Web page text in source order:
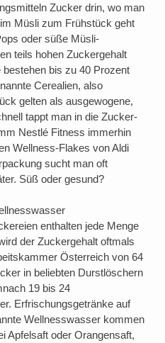
Zucker drin, wo man
Müsli zum Frühstück geht
oder süße Müsli-
teils hohen Zuckergehalt
bis zu 40 Prozent
Cerealien, also
gelten als ausgewogene,
tappt man in die Zucker-
Nestlé Fitness immerhin
Wellness-Flakes von Aldi
sucht man oft
Süß oder gesund?
enthalten jede Menge
der Zuckergehalt oftmals
Österreich von 64
in beliebten Durstlöschern
19 bis 24
Erfrischungsgetränke auf
Wellnesswasser kommen
Apfelsaft oder Orangensaft,